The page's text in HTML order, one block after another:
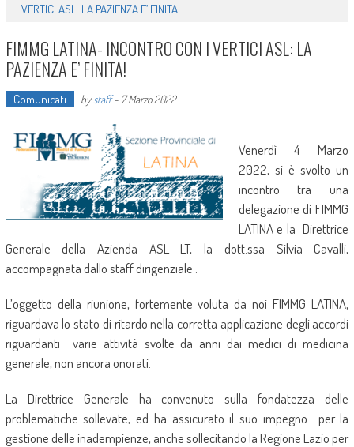
VERTICI ASL: LA PAZIENZA E’ FINITA!
FIMMG LATINA- INCONTRO CON I VERTICI ASL: LA
PAZIENZA E’ FINITA!
Comunicati bystaff- 7 Marzo 2022
Venerdì 4 Marzo
2022, si è svolto un
incontro tra una
delegazione di FIMMG
LATINA e la Direttrice
Generale della Azienda ASL LT, la dott.ssa Silvia Cavalli,
accompagnata dallo staff dirigenziale .
L’oggetto della riunione, fortemente voluta da noi FIMMG LATINA,
riguardava lo stato di ritardo nella corretta applicazione degli accordi
riguardanti varie attività svolte da anni dai medici di medicina
generale, non ancora onorati.
La Direttrice Generale ha convenuto sulla fondatezza delle
problematiche sollevate, ed ha assicurato il suo impegno per la
gestione delle inadempienze, anche sollecitando la Regione Lazio per